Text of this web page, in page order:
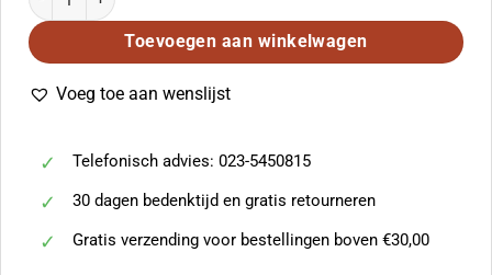
Toevoegen aan winkelwagen
Voeg toe aan wenslijst
Telefonisch advies: 023-5450815
30 dagen bedenktijd en gratis retourneren
Gratis verzending voor bestellingen boven €30,00